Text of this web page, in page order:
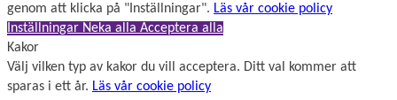
genom att klicka på "Inställningar". Läs vår cookie policy
Inställningar Neka alla Acceptera alla
Kakor
Välj vilken typ av kakor du vill acceptera. Ditt val kommer att
sparas i ett år. Läs vår cookie policy